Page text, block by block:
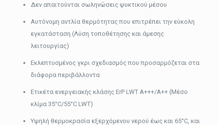
Δεν απαιτούνται σωληνώσεις ψυκτικού μέσου
Αυτόνομη αντλία θερμότητας που επιτρέπει την εύκολη
εγκατάσταση (Λύση τοποθέτησης και άμεσης
λειτουργίας)
Εκλεπτυσμένος γκρι σχεδιασμός που προσαρμόζεται στα
διάφορα περιβάλλοντα
Ετικέτα ενεργειακής κλάσης ErP LWT A+++/A++ (Μέσo
κλίμα 35°C/55°C LWT)
Υψηλή θερμοκρασία εξερχόμενου νερού έως και 65°C, και